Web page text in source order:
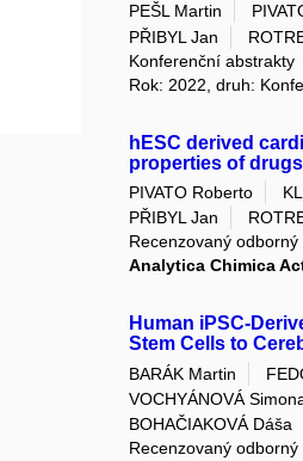
PEŠL Martin
PŘIBYL Jan
Konferenční abstrakty
Rok: 2022, druh:
hESC derived
properties of drugs
PIVATO Roberto
PŘIBYL Jan
Recenzovaný odborný
Analytica Chimica
Human iPSC-
Stem Cells to
BARÁK Martin
VOCHYÁNOVÁ
BOHAČIAKOVÁ Dáša
Recenzovaný odborný